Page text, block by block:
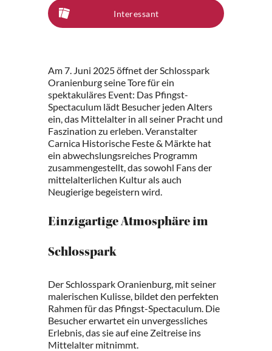
Interessant
Am 7. Juni 2025 öffnet der Schlosspark
Oranienburg seine Tore für ein
spektakuläres Event: Das Pfingst-
Spectaculum lädt Besucher jeden Alters
ein, das Mittelalter in all seiner Pracht und
Faszination zu erleben. Veranstalter
Carnica Historische Feste & Märkte hat
ein abwechslungsreiches Programm
zusammengestellt, das sowohl Fans der
mittelalterlichen Kultur als auch
Neugierige begeistern wird.
Einzigartige Atmosphäre im
Schlosspark
Der Schlosspark Oranienburg, mit seiner
malerischen Kulisse, bildet den perfekten
Rahmen für das Pfingst-Spectaculum. Die
Besucher erwartet ein unvergessliches
Erlebnis, das sie auf eine Zeitreise ins
Mittelalter mitnimmt.